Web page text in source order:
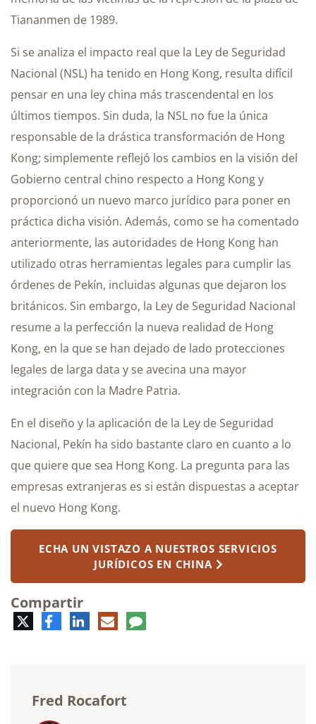
Tiananmen de 1989.
Si se analiza el impacto real que la Ley de Seguridad
Nacional (NSL) ha tenido en Hong Kong, resulta difícil
pensar en una ley china más trascendental en los
últimos tiempos. Sin duda, la NSL no fue la única
responsable de la drástica transformación de Hong
Kong; simplemente reflejó los cambios en la visión del
Gobierno central chino respecto a Hong Kong y
proporcionó un nuevo marco jurídico para poner en
práctica dicha visión. Además, como se ha comentado
anteriormente, las autoridades de Hong Kong han
utilizado otras herramientas legales para cumplir las
órdenes de Pekín, incluidas algunas que dejaron los
británicos. Sin embargo, la Ley de Seguridad Nacional
resume a la perfección la nueva realidad de Hong
Kong, en la que se han dejado de lado protecciones
legales de larga data y se avecina una mayor
integración con la Madre Patria.
En el diseño y la aplicación de la Ley de Seguridad
Nacional, Pekín ha sido bastante claro en cuanto a lo
que quiere que sea Hong Kong. La pregunta para las
empresas extranjeras es si están dispuestas a aceptar
el nuevo Hong Kong.
ECHA UN VISTAZO A NUESTROS SERVICIOS
JURÍDICOS EN CHINA
Compartir
TwitterFacebookLinkedInCorreo
electrónico
Comentario
Fred Rocafort